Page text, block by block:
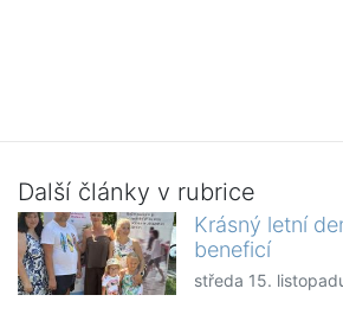
Další články v rubrice
Krásný letní
beneficí
středa 15.